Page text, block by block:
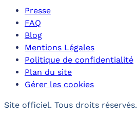
Presse
FAQ
Blog
Mentions Légales
Politique de confidentialité
Plan du site
Gérer les cookies
Site officiel. Tous droits réservés.